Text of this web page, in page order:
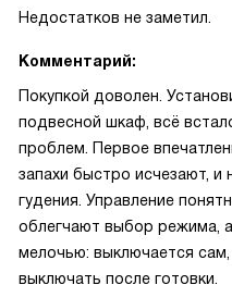
Недостатков не заметил.
Комментарий:
Покупкой доволен.
подвесной шкаф, всё
проблем. Первое
запахи быстро исчезают, и
гудения. Управление
облегчают выбор режима,
мелочью: выключается
выключать после готовки.